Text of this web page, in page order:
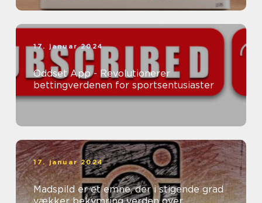
17. januar 2024
Oddset App - Revolutionerer
bettingverdenen for sportsentusiaster
17. januar 2024
Madspild er et emne, der i stigende grad